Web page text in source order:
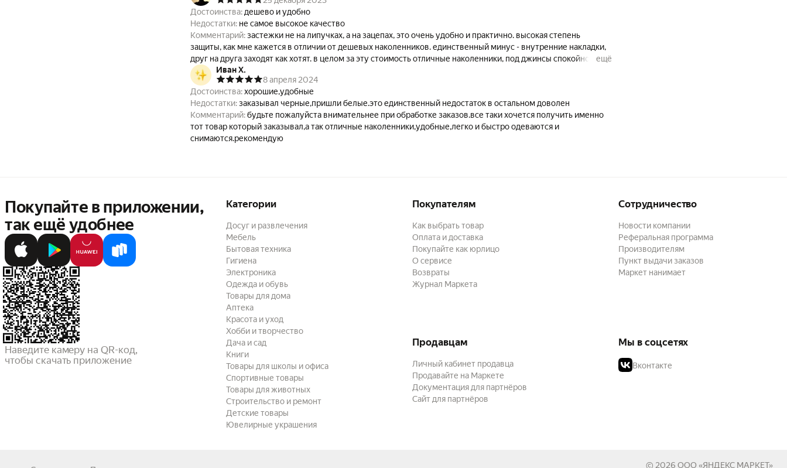
Достоинства: дешево и удобно
Недостатки: не самое высокое качество
Комментарий:застежки не на липучках, а на зацепах, это очень удобно и практично. высокая степень
защиты, как мне кажется в отличии от дешевых наколенников. единственный минус - внутренние накладки,
друг на друга заходят как хотят. в целом за эту стоимость отличные наколенники, под джинсы спокойно
заходят
ещё
Иван Х.
8 апреля 2024
Достоинства:хорошие,удобные
Недостатки:заказывал черные,пришли белые.это единственный недостаток в остальном доволен
Комментарий:будьте пожалуйста внимательнее при обработке заказов.все таки хочется получить именно
тот товар который заказывал,а так отличные наколенники,удобные,легко и быстро одеваются и
снимаются.рекомендую
Покупайте в приложении,
так ещё удобнее
Наведите камеру на QR-код,
чтобы скачать приложение
Категории
Досуг и развлечения
Мебель
Бытовая техника
Гигиена
Электроника
Одежда и обувь
Товары для дома
Аптека
Красота и уход
Хобби и творчество
Дача и сад
Книги
Товары для школы и офиса
Спортивные товары
Товары для животных
Строительство и ремонт
Детские товары
Ювелирные украшения
Покупателям
Как выбрать товар
Оплата и доставка
Покупайте как юрлицо
О сервисе
Возвраты
Журнал Маркета
Сотрудничество
Новости компании
Реферальная программа
Производителям
Пункт выдачи заказов
Маркет нанимает
Продавцам
Личный кабинет продавца
Продавайте на Маркете
Документация для партнёров
Сайт для партнёров
Мы в соцсетях
Вконтакте
© 2026 ООО «ЯНДЕКС МАРКЕТ»